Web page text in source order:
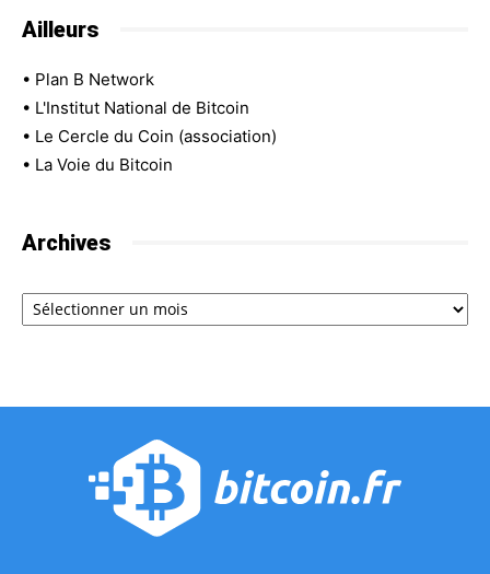
Ailleurs
• Plan B Network
• L'Institut National de Bitcoin
• Le Cercle du Coin (association)
• La Voie du Bitcoin
Archives
Archives